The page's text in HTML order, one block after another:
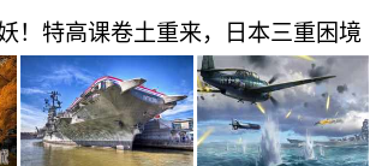
！特高课卷土重来，日本三重困境